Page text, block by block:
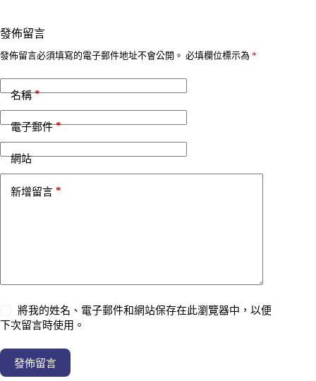
發佈留言
發佈留言必須填寫的電子郵件地址不會公開。 必填欄位標示為 *
名稱*
電子郵件*
網站
新增留言 *
將我的姓名、電子郵件和網站保存在此瀏覽器中，以便
下次留言時使用。
發佈留言